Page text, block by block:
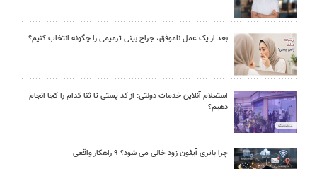
بعد از یک عمل ناموفق، جراح بینی ترمیمی را چگونه انتخاب کنیم؟
استعلام آنلاین خدمات دولتی: از کد پستی تا ثنا کدام را کجا انجام
دهیم؟
چرا باتری آیفون زود خالی می شود؟ ۹ راهکار واقعی